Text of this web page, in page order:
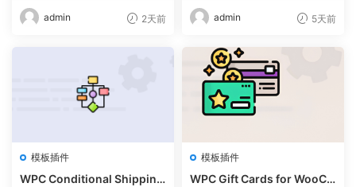
admin 2天前 admin 5天前
模板插件
WPC Conditional Shipping
模板插件
WPC Gift Cards for WooCo